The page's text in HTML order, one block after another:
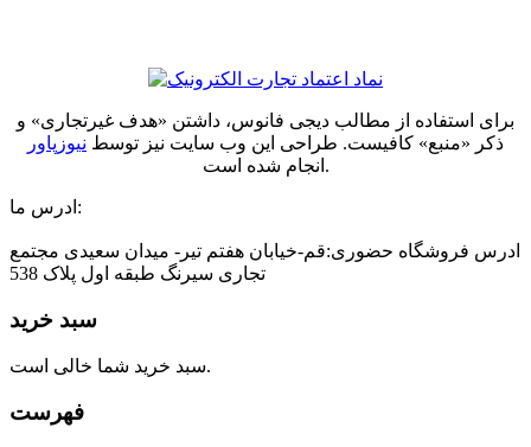
برای استفاده از مطالب دیجی فانوس، داشتن «هدف غیرتجاری» و
ذکر «منبع» کافیست. طراحی این وب سایت نیز توسط نیوزپاور
انجام شده است.
ادرس ما:
ادرس فروشگاه حضوری:قم-خیابان هفتم تیر- میدان سعیدی مجتمع
تجاری سیرنگ طبقه اول پلاک 538
سبد خرید
سبد خرید شما خالی است.
فهرست